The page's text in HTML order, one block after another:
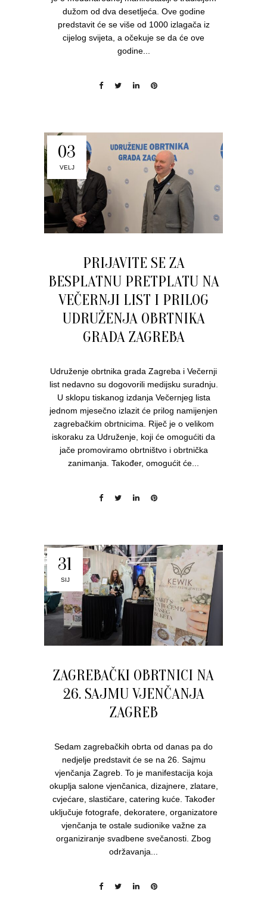
dužom od dva desetljeća. Ove godine
predstavit će se više od 1000 izlagača iz
cijelog svijeta, a očekuje se da će ove
godine...
03
VELJ
PRIJAVITE SE ZA
BESPLATNU PRETPLATU NA
VEČERNJI LIST I PRILOG
UDRUŽENJA OBRTNIKA
GRADA ZAGREBA
Udruženje obrtnika grada Zagreba i Večernji
list nedavno su dogovorili medijsku suradnju.
U sklopu tiskanog izdanja Večernjeg lista
jednom mjesečno izlazit će prilog namijenjen
zagrebačkim obrtnicima. Riječ je o velikom
iskoraku za Udruženje, koji će omogućiti da
jače promoviramo obrtništvo i obrtnička
zanimanja. Također, omogućit će...
31
SIJ
ZAGREBAČKI OBRTNICI NA
26. SAJMU VJENČANJA
ZAGREB
Sedam zagrebačkih obrta od danas pa do
nedjelje predstavit će se na 26. Sajmu
vjenčanja Zagreb. To je manifestacija koja
okuplja salone vjenčanica, dizajnere, zlatare,
cvjećare, slastičare, catering kuće. Također
uključuje fotografe, dekoratere, organizatore
vjenčanja te ostale sudionike važne za
organiziranje svadbene svečanosti. Zbog
održavanja...